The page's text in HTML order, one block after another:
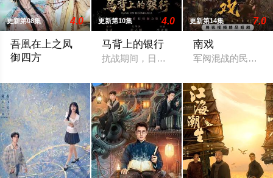
更新第08集 4.0
吾凰在上之凤
御四方
更新第10集 4.0
马背上的银行
抗战期间，日伪政府强行推广、使用由“
更新第14集 7.0
南戏
军阀混战的民国奉